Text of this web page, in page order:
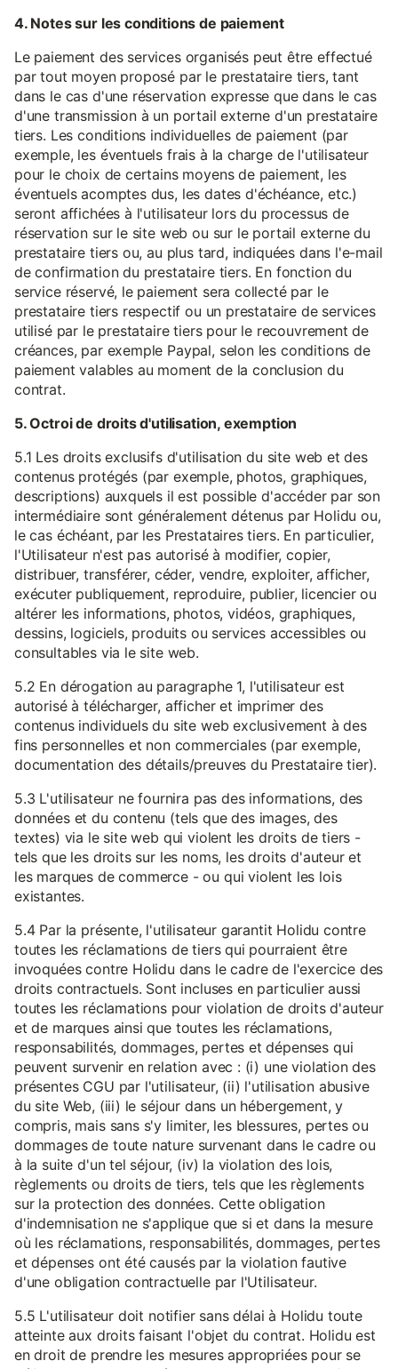
4. Notes sur les conditions de paiement
Le paiement des services organisés peut être effectué
par tout moyen proposé par le prestataire tiers, tant
dans le cas d'une réservation expresse que dans le cas
d'une transmission à un portail externe d'un prestataire
tiers. Les conditions individuelles de paiement (par
exemple, les éventuels frais à la charge de l'utilisateur
pour le choix de certains moyens de paiement, les
éventuels acomptes dus, les dates d'échéance, etc.)
seront affichées à l'utilisateur lors du processus de
réservation sur le site web ou sur le portail externe du
prestataire tiers ou, au plus tard, indiquées dans l'e-mail
de confirmation du prestataire tiers. En fonction du
service réservé, le paiement sera collecté par le
prestataire tiers respectif ou un prestataire de services
utilisé par le prestataire tiers pour le recouvrement de
créances, par exemple Paypal, selon les conditions de
paiement valables au moment de la conclusion du
contrat.
5. Octroi de droits d'utilisation, exemption
5.1 Les droits exclusifs d'utilisation du site web et des
contenus protégés (par exemple, photos, graphiques,
descriptions) auxquels il est possible d'accéder par son
intermédiaire sont généralement détenus par Holidu ou,
le cas échéant, par les Prestataires tiers. En particulier,
l'Utilisateur n'est pas autorisé à modifier, copier,
distribuer, transférer, céder, vendre, exploiter, afficher,
exécuter publiquement, reproduire, publier, licencier ou
altérer les informations, photos, vidéos, graphiques,
dessins, logiciels, produits ou services accessibles ou
consultables via le site web.
5.2 En dérogation au paragraphe 1, l'utilisateur est
autorisé à télécharger, afficher et imprimer des
contenus individuels du site web exclusivement à des
fins personnelles et non commerciales (par exemple,
documentation des détails/preuves du Prestataire tier).
5.3 L'utilisateur ne fournira pas des informations, des
données et du contenu (tels que des images, des
textes) via le site web qui violent les droits de tiers -
tels que les droits sur les noms, les droits d'auteur et
les marques de commerce - ou qui violent les lois
existantes.
5.4 Par la présente, l'utilisateur garantit Holidu contre
toutes les réclamations de tiers qui pourraient être
invoquées contre Holidu dans le cadre de l'exercice des
droits contractuels. Sont incluses en particulier aussi
toutes les réclamations pour violation de droits d'auteur
et de marques ainsi que toutes les réclamations,
responsabilités, dommages, pertes et dépenses qui
peuvent survenir en relation avec : (i) une violation des
présentes CGU par l'utilisateur, (ii) l'utilisation abusive
du site Web, (iii) le séjour dans un hébergement, y
compris, mais sans s'y limiter, les blessures, pertes ou
dommages de toute nature survenant dans le cadre ou
à la suite d'un tel séjour, (iv) la violation des lois,
règlements ou droits de tiers, tels que les règlements
sur la protection des données. Cette obligation
d'indemnisation ne s'applique que si et dans la mesure
où les réclamations, responsabilités, dommages, pertes
et dépenses ont été causés par la violation fautive
d'une obligation contractuelle par l'Utilisateur.
5.5 L'utilisateur doit notifier sans délai à Holidu toute
atteinte aux droits faisant l'objet du contrat. Holidu est
en droit de prendre les mesures appropriées pour se